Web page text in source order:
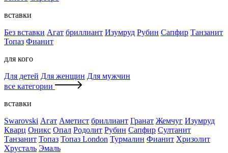
вставки
Без вставки Агат бриллиант Изумруд Рубин Сапфир Танзанит
Топаз Фианит
для кого
Для детей Для женщин Для мужчин
все категории
вставки
Swarovski Агат Аметист бриллиант Гранат Жемчуг Изумруд
Кварц Оникс Опал Родолит Рубин Сапфир Султанит
Танзанит Топаз Топаз London Турмалин Фианит Хризолит
Хрусталь Эмаль